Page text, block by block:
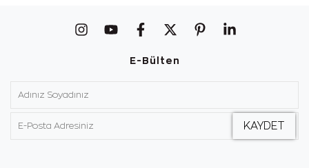
E-Bülten